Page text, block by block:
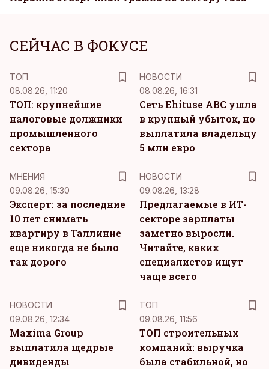
СЕЙЧАС В ФОКУСЕ
ТОП
08.08.26, 11:20
ТОП: крупнейшие
налоговые должники
промышленного
сектора
НОВОСТИ
08.08.26, 16:31
Сеть Ehituse ABC ушла
в крупный убыток, но
выплатила владельцу
5 млн евро
MНЕНИЯ
09.08.26, 15:30
Эксперт: за последние
10 лет снимать
квартиру в Таллинне
еще никогда не было
так дорого
НОВОСТИ
09.08.26, 13:28
Предлагаемые в ИТ-
секторе зарплаты
заметно выросли.
Читайте, каких
специалистов ищут
чаще всего
НОВОСТИ
09.08.26, 12:34
Maxima Group
выплатила щедрые
дивиденды
ТОП
09.08.26, 11:56
ТОП строительных
компаний: выручка
была стабильной, но